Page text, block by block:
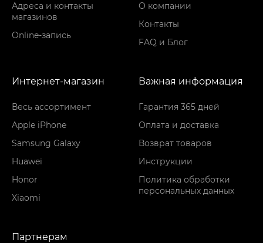
Адреса и контакты
магазинов
Online-запись
О компании
Контакты
FAQ и Блог
Интернет-магазин
Весь ассортимент
Apple iPhone
Samsung Galaxy
Huawei
Honor
Xiaomi
Важная информация
Гарантия 365 дней
Оплата и доставка
Возврат товаров
Инструкции
Политика обработки
персональных данных
Партнерам